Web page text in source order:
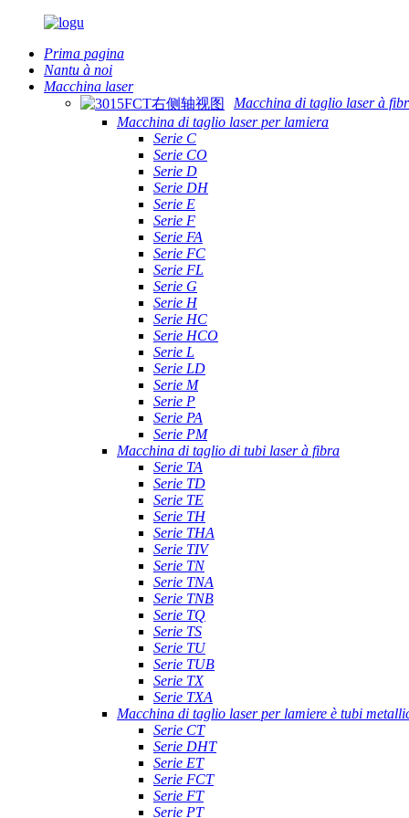
Prima pagina
Nantu à noi
Macchina laser
Macchina di taglio laser à
Macchina di taglio laser per lamiera
Serie C
Serie CO
Serie D
Serie DH
Serie E
Serie F
Serie FA
Serie FC
Serie FL
Serie G
Serie H
Serie HC
Serie HCO
Serie L
Serie LD
Serie M
Serie P
Serie PA
Serie PM
Macchina di taglio di tubi laser à fibra
Serie TA
Serie TD
Serie TE
Serie TH
Serie THA
Serie TIV
Serie TN
Serie TNA
Serie TNB
Serie TQ
Serie TS
Serie TU
Serie TUB
Serie TX
Serie TXA
Macchina di taglio laser per lamiere è tubi
Serie CT
Serie DHT
Serie ET
Serie FCT
Serie FT
Serie PT